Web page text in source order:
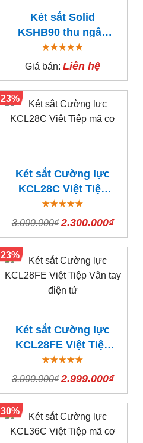
Két sắt Solid
KSHB90 thu ngân
thả tiền
Giá bán:Liên hệ
Két sắt Cường lực
KCL28C Việt Tiệp
mã cơ
3.000.000₫ 2.300.000₫
23%
Két sắt Cường lực
KCL28FE Việt Tiệp
Vân tay điện tử
3.900.000₫ 2.999.000₫
23%
30%